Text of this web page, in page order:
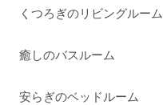
くつろぎのリビングルーム
癒しのバスルーム
安らぎのベッドルーム